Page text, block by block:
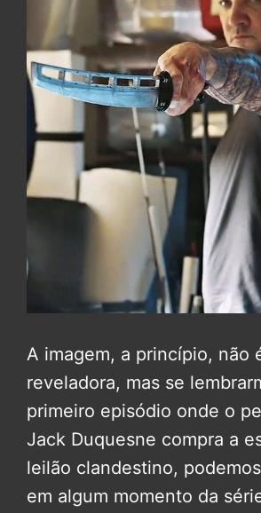
A imagem, a princípio, não
reveladora, mas se
primeiro episódio onde o
Jack Duquesne compra a
leilão clandestino,
em algum momento da